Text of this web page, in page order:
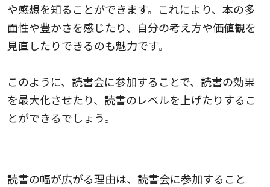
や感想を知ることができます。これにより、本の多
面性や豊かさを感じたり、自分の考え方や価値観を
見直したりできるのも魅力です。
このように、読書会に参加することで、読書の効果
を最大化させたり、読書のレベルを上げたりするこ
とができるでしょう。
読書の幅が広がる理由は、読書会に参加すること